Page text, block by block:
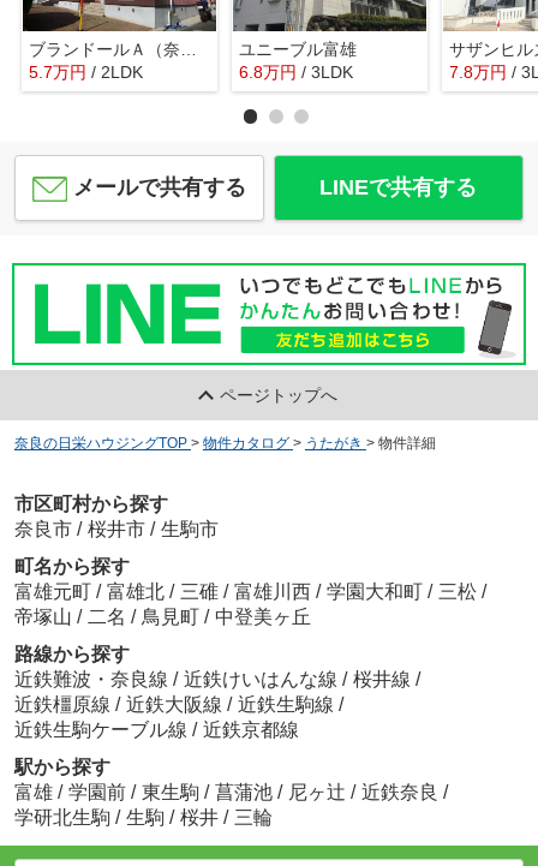
5.7万円 / 2LDK
ユニーブル富雄
6.8万円 / 3LDK 7.8万円 /
メールで共有する LINEで共有する
ページトップへ
奈良の日栄ハウジングTOP > 物件カタログ > うたがき > 物件詳細
市区町村から探す
奈良市 / 桜井市 / 生駒市
町名から探す
富雄元町 / 富雄北 / 三碓 / 富雄川西 / 学園大和町 / 三松 /
帝塚山 / 二名 / 鳥見町 / 中登美ヶ丘
路線から探す
近鉄難波・奈良線 / 近鉄けいはんな線 / 桜井線 /
近鉄橿原線 / 近鉄大阪線 / 近鉄生駒線 /
近鉄生駒ケーブル線 / 近鉄京都線
駅から探す
富雄 / 学園前 / 東生駒 / 菖蒲池 / 尼ヶ辻 / 近鉄奈良 /
学研北生駒 / 生駒 / 桜井 / 三輪